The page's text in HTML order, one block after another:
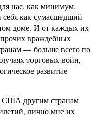
нас, как минимум.
как сумасшедший
доме. И от каждых их
враждебных
— больше всего по
торговых войн,
развитие
США другим странам
лично мне их